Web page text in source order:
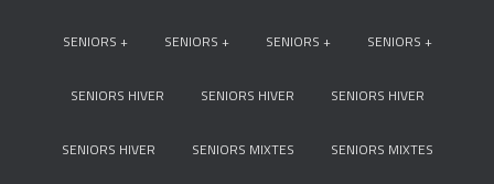
SENIORS + SENIORS + SENIORS + SENIORS +
SENIORS HIVER SENIORS HIVER SENIORS HIVER
SENIORS HIVER SENIORS MIXTES SENIORS MIXTES